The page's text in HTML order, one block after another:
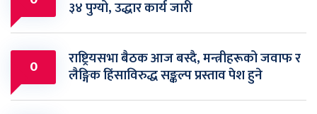
३४ पुग्यो, उद्धार कार्य जारी
0 राष्ट्रियसभा बैठक आज बस्दै, मन्त्रीहरूको जवाफ र
लैङ्गिक हिंसाविरुद्ध सङ्कल्प प्रस्ताव पेश हुने